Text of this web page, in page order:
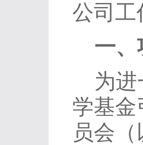
公司工
一、
为
学基金
员会